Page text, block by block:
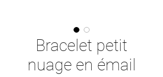
Bracelet petit
nuage en émail